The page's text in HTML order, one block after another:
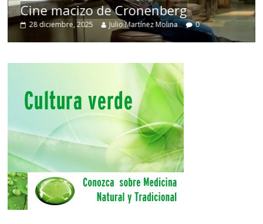
Cine macizo de Cronenberg
28 diciembre, 2025 Julio Martínez Molina 0